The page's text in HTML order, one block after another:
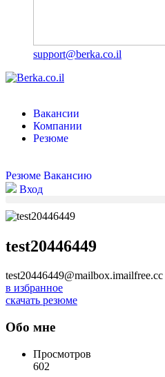
support@berka.co.il
Вакансии
Компании
Резюме
Резюме Вакансию
Вход
test20446449
test20446449@mailbox.imailfree.cc
в избранное
скачать резюме
Обо мне
Просмотров
602